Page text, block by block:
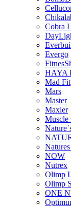
Cobra
Evergo
HAYA
Mad Fit
Mars
Master
Maxler
Muscle
NOW
Nutrex
Olimp
Olimp
ONE